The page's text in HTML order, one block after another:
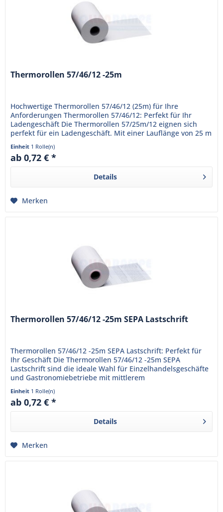
Thermorollen 57/46/12 -25m
Hochwertige Thermorollen 57/46/12 (25m) für Ihre
Anforderungen Thermorollen 57/46/12: Perfekt für Ihr
Ladengeschäft Die Thermorollen 57/25m/12 eignen sich
perfekt für ein Ladengeschäft. Mit einer Lauflänge von 25 m
bieten sich...
Einheit 1 Rolle(n)
ab 0,72 € *
Details
Merken
Thermorollen 57/46/12 -25m SEPA Lastschrift
Thermorollen 57/46/12 -25m SEPA Lastschrift: Perfekt für
Ihr Geschäft Die Thermorollen 57/46/12 -25m SEPA
Lastschrift sind die ideale Wahl für Einzelhandelsgeschäfte
und Gastronomiebetriebe mit mittlerem
Einheit 1 Rolle(n)
ab 0,72 € *
Details
Merken